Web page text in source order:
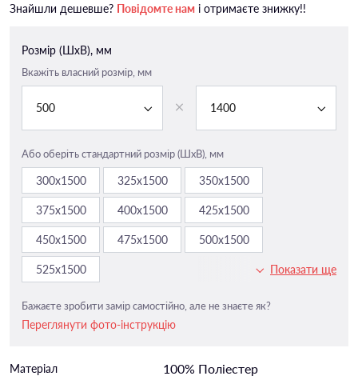
Знайшли дешевше? Повідомте нам і отримаєте знижку!!
Розмір (ШxВ), мм
Вкажіть власний розмір, мм
500 1400
Або оберіть стандартний розмір (ШxВ), мм
300х1500 325х1500 350х1500
375х1500 400х1500 425х1500
450х1500 475х1500 500х1500
525х1500 Показати ще
Бажаєте зробити замір самостійно, але не знаєте як?
Переглянути фото-інструкцію
Матеріал 100% Поліестер